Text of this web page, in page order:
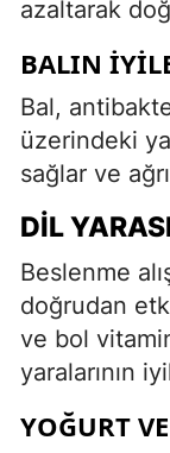
azaltarak
BALIN
Bal,
üzerindeki
sağlar ve
DIL
Beslenme
doğrudan
ve bol
yaralarının
YOĞURT